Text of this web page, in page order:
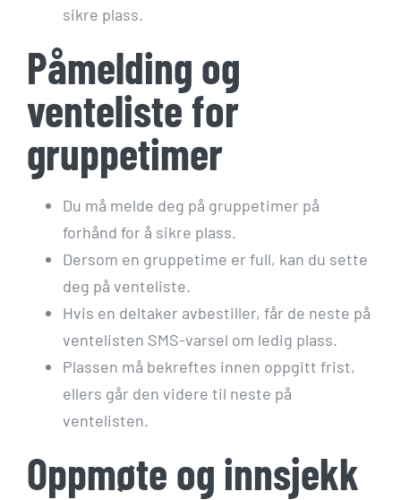
sikre plass.
Påmelding og
venteliste for
gruppetimer
Du må melde deg på gruppetimer på
forhånd for å sikre plass.
Dersom en gruppetime er full, kan du sette
deg på venteliste.
Hvis en deltaker avbestiller, får de neste på
ventelisten SMS-varsel om ledig plass.
Plassen må bekreftes innen oppgitt frist,
ellers går den videre til neste på
ventelisten.
Oppmøte og innsjekk